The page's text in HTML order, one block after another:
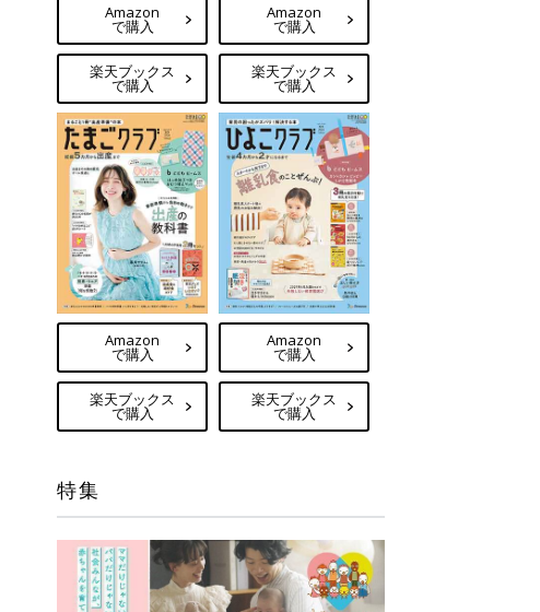
Amazon
で購入
楽天ブックス
で購入
Amazon
で購入
楽天ブックス
で購入
Amazon
で購入
楽天ブックス
で購入
Amazon
で購入
楽天ブックス
で購入
特集